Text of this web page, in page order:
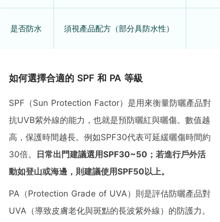
是否防水 須視產品配方（部分具防水性）
如何選擇合適的 SPF 和 PA 等級
SPF（Sun Protection Factor）是用來衡量防曬產品對
抗UVB紫外線的能力，也就是預防曬紅與曬傷。數值越
高，保護時間越長。例如SPF30代表可延緩曬傷時間約
30倍。
日常出門建議選用SPF30~50；若進行戶外活
動如登山或海邊，則建議使用SPF50以上。
PA（Protection Grade of UVA）則是評估防曬產品對
UVA（導致皮膚老化與斑點的長波紫外線）的防護力。